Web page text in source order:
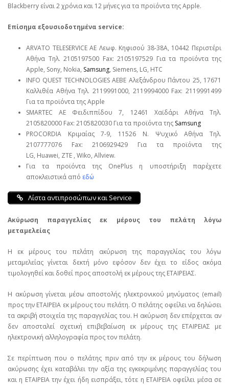
Blackberry είναι 2 χρόνια και 12 μήνες για τα προϊόντα της Apple.
Επίσημα εξουσιοδοτημένα service:
ARVATO TELESERVICE ΑΕ Λεωφ. Κηφισού 38-38Α, 10442 Περιστέρι
Αθήνα Τηλ. 2105197500 Fax: 2105197529 Για τα προϊόντα της
Apple, Sony, Nokia, Samsung, Siemens, LG, HTC
INFO QUEST TECHNOLOGIES ΑΕΒΕ Αλεξάνδρου Πάντου 25, 17671
Καλλιθέα Αθήνα Τηλ. 2119991000, 2119994000 Fax: 2119991499
Για τα προϊόντα της Apple
SMARTEC ΑΕ Φειδιππίδου 7, 12461 Χαϊδάρι Αθήνα Τηλ.
2105820000 Fax: 2105820030 Για τα προϊόντα της Samsung
PROCORDIA Κριμαίας 7-9, 11526 Ν. Ψυχικό Αθήνα Τηλ.
2107777076 Fax: 2106929429 Για τα προϊόντα της
LG, Huawei, ΖΤΕ , Wiko, Allview.
Για τα προϊόντα της OnePlus η υποστήριξη παρέχετε
αποκλειστικά από εδώ
Λίστα αντιπροσώπων και Service
Ακύρωση παραγγελίας εκ μέρους του πελάτη λόγω
μεταμελείας
Η εκ μέρους του πελάτη ακύρωση της παραγγελίας του λόγω
μεταμελείας γίνεται δεκτή μόνο εφόσον δεν έχει το είδος ακόμα
τιμολογηθεί και δοθεί προς αποστολή εκ μέρους της ΕΤΑΙΡΕΙΑΣ.
Η ακύρωση γίνεται μέσω αποστολής ηλεκτρονικού μηνύματος (email)
προς την ΕΤΑΙΡΕΙΑ εκ μέρους του πελάτη. Ο πελάτης οφείλει να δηλώσει
τα ακριβή στοιχεία της παραγγελίας του. Η ακύρωση δεν επέρχεται αν
δεν αποσταλεί σχετική επιβεβαίωση εκ μέρους της ΕΤΑΙΡΕΙΑΣ με
ηλεκτρονική αλληλογραφία προς τον πελάτη.
Σε περίπτωση που ο πελάτης πριν από την εκ μέρους του δήλωση
ακύρωσης έχει καταβάλει την αξία της εγκεκριμένης παραγγελίας του
και η ΕΤΑΙΡΕΙΑ την έχει ήδη εισπράξει, τότε η ΕΤΑΙΡΕΙΑ οφείλει μέσα σε